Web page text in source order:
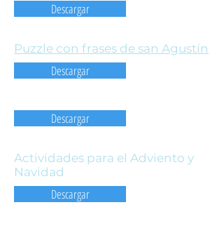
Descargar
Puzzle con frases de san Agustín
Descargar
Descargar
Actividades para el Adviento y
Navidad
Descargar